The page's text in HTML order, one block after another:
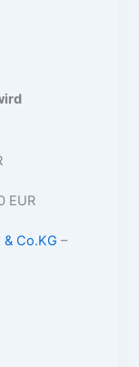
EUR
Co.KG –